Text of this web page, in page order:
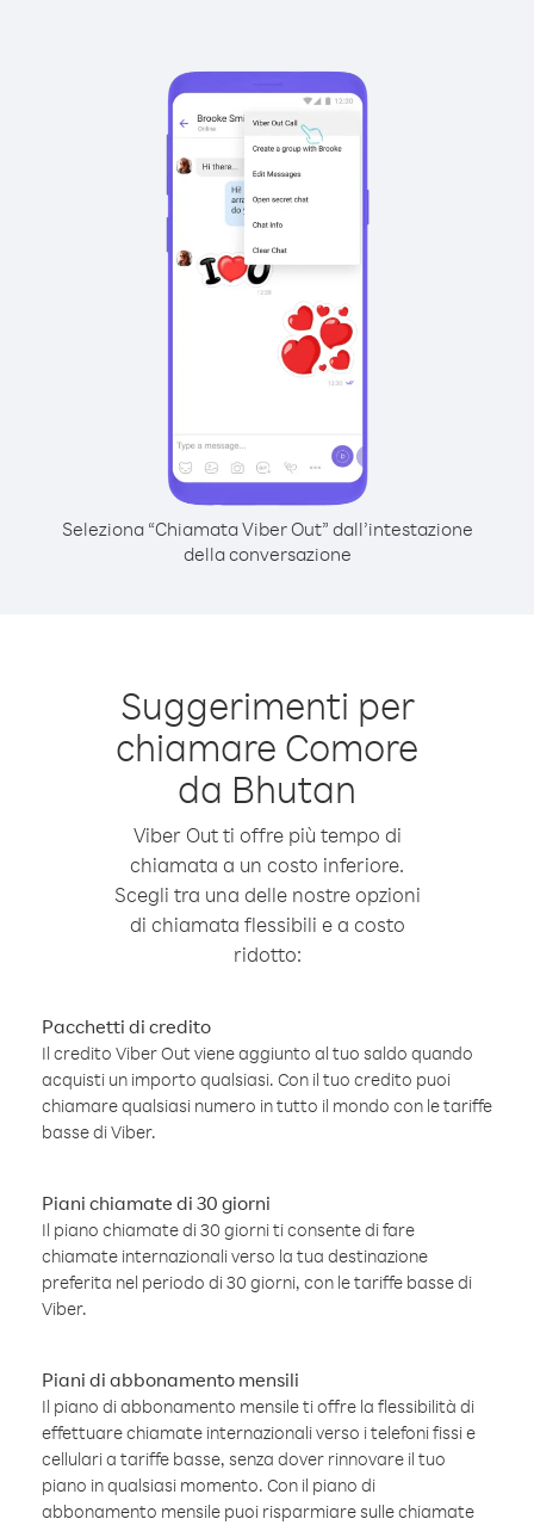
Seleziona “Chiamata Viber Out” dall’intestazione
della conversazione
Suggerimenti per
chiamare Comore
da Bhutan
Viber Out ti offre più tempo di
chiamata a un costo inferiore.
Scegli tra una delle nostre opzioni
di chiamata flessibili e a costo
ridotto:
Pacchetti di credito
Il credito Viber Out viene aggiunto al tuo saldo quando
acquisti un importo qualsiasi. Con il tuo credito puoi
chiamare qualsiasi numero in tutto il mondo con le tariffe
basse di Viber.
Piani chiamate di 30 giorni
Il piano chiamate di 30 giorni ti consente di fare
chiamate internazionali verso la tua destinazione
preferita nel periodo di 30 giorni, con le tariffe basse di
Viber.
Piani di abbonamento mensili
Il piano di abbonamento mensile ti offre la flessibilità di
effettuare chiamate internazionali verso i telefoni fissi e
cellulari a tariffe basse, senza dover rinnovare il tuo
piano in qualsiasi momento. Con il piano di
abbonamento mensile puoi risparmiare sulle chiamate